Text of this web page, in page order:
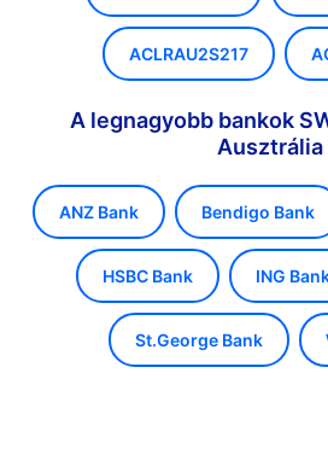
ACLRAU2S217
A legnagyobb bankok
Ausztrália
ANZ Bank Bendigo Bank
HSBC Bank ING
St.George Bank